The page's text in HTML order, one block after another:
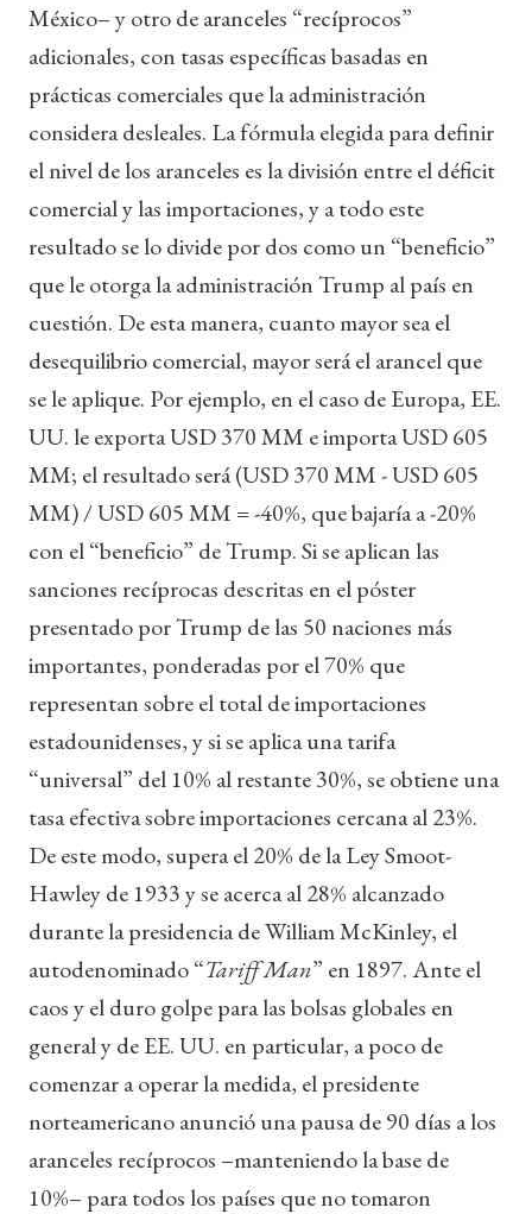
México– y otro de aranceles “recíprocos”
adicionales, con tasas específicas basadas en
prácticas comerciales que la administración
considera desleales. La fórmula elegida para definir
el nivel de los aranceles es la división entre el déficit
comercial y las importaciones, y a todo este
resultado se lo divide por dos como un “beneficio”
que le otorga la administración Trump al país en
cuestión. De esta manera, cuanto mayor sea el
desequilibrio comercial, mayor será el arancel que
se le aplique. Por ejemplo, en el caso de Europa, EE.
UU. le exporta USD 370 MM e importa USD 605
MM; el resultado será (USD 370 MM - USD 605
MM) / USD 605 MM = -40%, que bajaría a -20%
con el “beneficio” de Trump. Si se aplican las
sanciones recíprocas descritas en el póster
presentado por Trump de las 50 naciones más
importantes, ponderadas por el 70% que
representan sobre el total de importaciones
estadounidenses, y si se aplica una tarifa
“universal” del 10% al restante 30%, se obtiene una
tasa efectiva sobre importaciones cercana al 23%.
De este modo, supera el 20% de la Ley Smoot-
Hawley de 1933 y se acerca al 28% alcanzado
durante la presidencia de William McKinley, el
autodenominado “Tariff Man” en 1897. Ante el
caos y el duro golpe para las bolsas globales en
general y de EE. UU. en particular, a poco de
comenzar a operar la medida, el presidente
norteamericano anunció una pausa de 90 días a los
aranceles recíprocos –manteniendo la base de
10%– para todos los países que no tomaron